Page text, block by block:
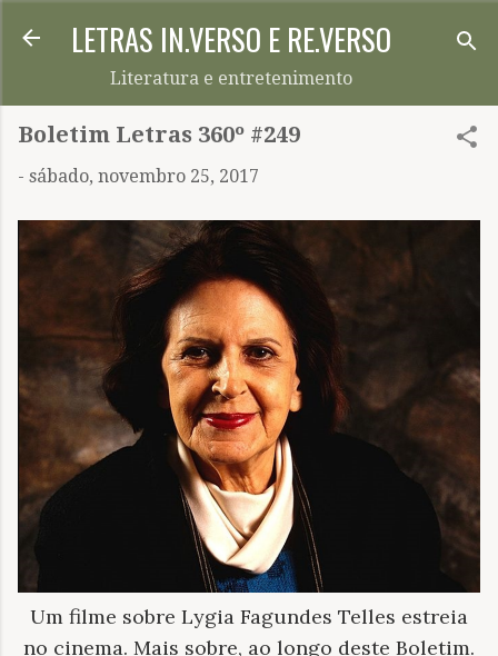
Pular para o conteúdo principal
LETRAS IN.VERSO E RE.VERSO
Literatura e entretenimento
Boletim Letras 360º #249
- sábado, novembro 25, 2017
Um filme sobre Lygia Fagundes Telles estreia
no cinema. Mais sobre, ao longo deste Boletim.